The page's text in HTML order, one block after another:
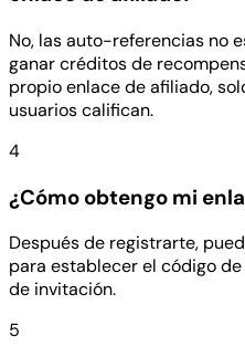
No, las auto-referencias no
ganar créditos de
propio enlace de afiliado,
usuarios califican.
4
¿Cómo obtengo mi
Después de registrarte,
para establecer el código
de invitación.
5